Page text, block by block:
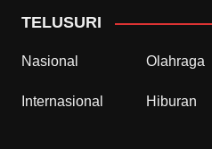
TELUSURI
Nasional Olahraga
Internasional Hiburan